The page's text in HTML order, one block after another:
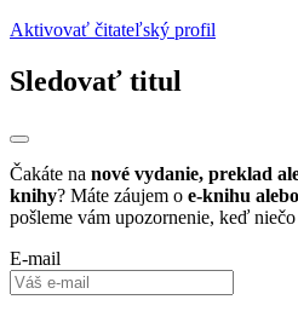
Aktivovať čitateľský profil
Sledovať titul
Čakáte na nové vydanie, preklad
knihy? Máte záujem o e-knihu
pošleme vám upozornenie, keď
E-mail